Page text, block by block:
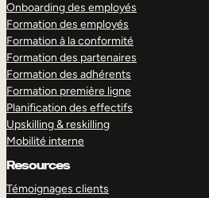
Onboarding des employés
Formation des employés
Formation à la conformité
Formation des partenaires
Formation des adhérents
Formation première ligne
Planification des effectifs
Upskilling & reskilling
Mobilité interne
Resources
Témoignages clients